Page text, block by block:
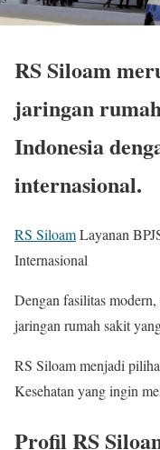
RS Siloam
jaringan
Indonesia
internasional.
RS SiloamLayanan
Internasional
Dengan fasilitas
jaringan rumah sakit
RS Siloam menjadi
Kesehatan yang ingin
Profil RS